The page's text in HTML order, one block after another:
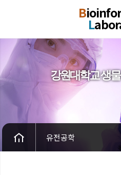
B
L
강원대학교 생
유전공학